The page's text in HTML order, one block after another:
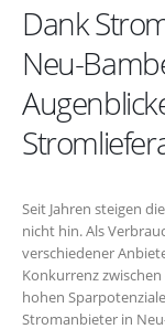
Dank
Neu-
Seit Jahren steigen
nicht hin. Als
verschiedener
Konkurrenz
hohen
Stromanbieter in